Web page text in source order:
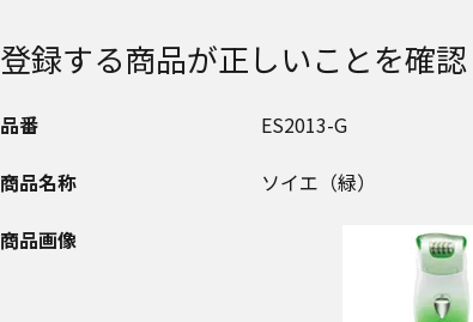
登録する商品が正しいことを確
品番
ES2013-G
商品名称
ソイエ（緑）
商品画像